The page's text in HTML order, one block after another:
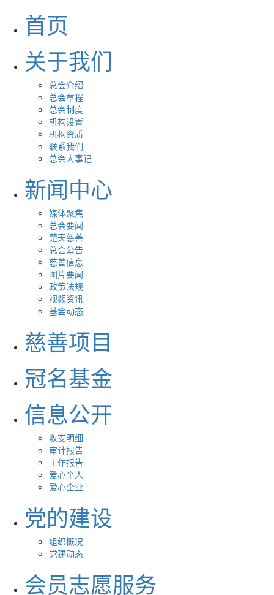
首页
关于我们
总会介绍
总会章程
总会制度
机构设置
机构资质
联系我们
总会大事记
新闻中心
媒体聚焦
总会要闻
楚天慈善
总会公告
慈善信息
图片要闻
政策法规
视频资讯
基金动态
慈善项目
冠名基金
信息公开
收支明细
审计报告
工作报告
爱心个人
爱心企业
党的建设
组织概况
党建动态
会员志愿服务